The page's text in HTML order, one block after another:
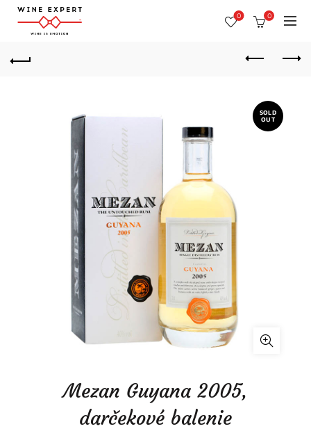
0 0
SOLD
OUT
Mezan Guyana 2005,
darčekové balenie